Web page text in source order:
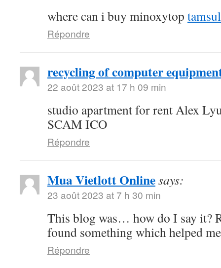
where can i buy minoxytop
Répondre
recycling of computer
22 août 2023 at 17 h 09 min
studio apartment for rent Alex
SCAM ICO
Répondre
Mua Vietlott Onlinesays:
23 août 2023 at 7 h 30 min
This blog was… how do I say it?
found something which helped
Répondre